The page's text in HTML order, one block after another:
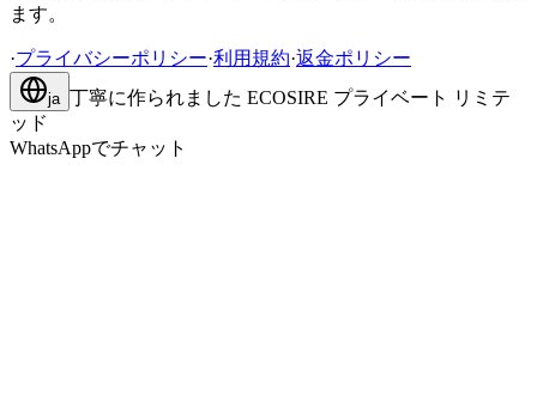
ます。
·プライバシーポリシー·利用規約·返金ポリシー
ja 丁寧に作られました ECOSIRE プライベート リミテ
ッド
WhatsAppでチャット